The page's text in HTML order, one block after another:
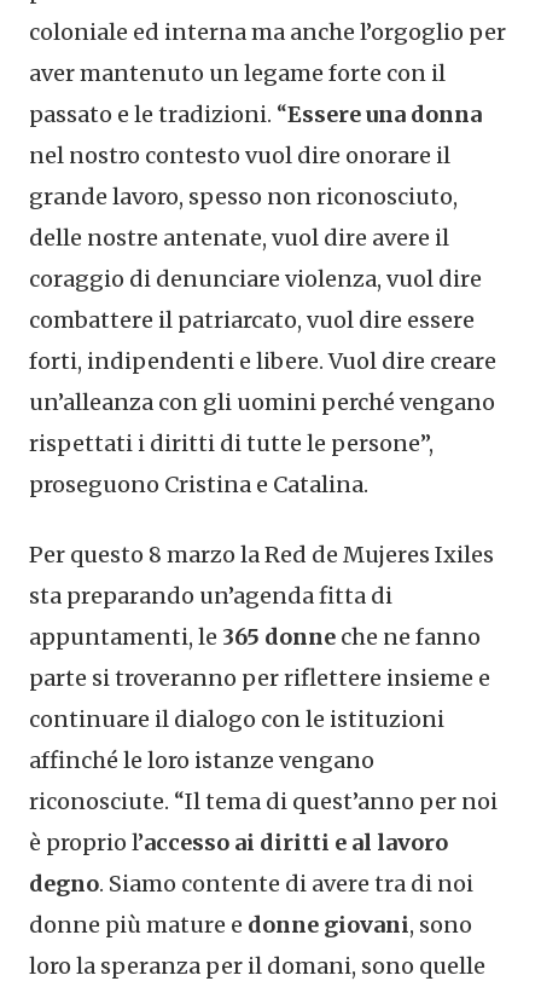
coloniale ed interna ma anche l’orgoglio per
aver mantenuto un legame forte con il
passato e le tradizioni. “Essere una donna
nel nostro contesto vuol dire onorare il
grande lavoro, spesso non riconosciuto,
delle nostre antenate, vuol dire avere il
coraggio di denunciare violenza, vuol dire
combattere il patriarcato, vuol dire essere
forti, indipendenti e libere. Vuol dire creare
un’alleanza con gli uomini perché vengano
rispettati i diritti di tutte le persone”,
proseguono Cristina e Catalina.
Per questo 8 marzo la Red de Mujeres Ixiles
sta preparando un’agenda fitta di
appuntamenti, le 365 donne che ne fanno
parte si troveranno per riflettere insieme e
continuare il dialogo con le istituzioni
affinché le loro istanze vengano
riconosciute. “Il tema di quest’anno per noi
è proprio l’accesso ai diritti e al lavoro
degno. Siamo contente di avere tra di noi
donne più mature e donne giovani, sono
loro la speranza per il domani, sono quelle